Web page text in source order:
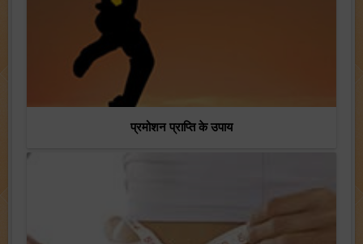
प्रमोशन प्राप्ति के उपाय